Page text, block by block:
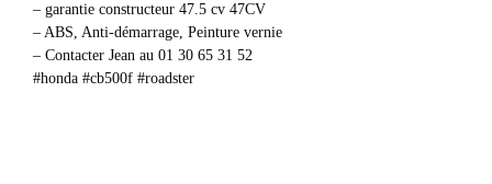
– garantie constructeur 47.5 cv 47CV
– ABS, Anti-démarrage, Peinture vernie
– Contacter Jean au 01 30 65 31 52
#honda #cb500f #roadster